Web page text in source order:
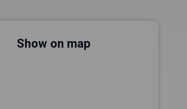
Show on map